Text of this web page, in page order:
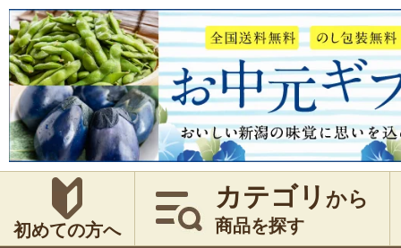
初めての方へ
カテゴリ から
商品を探す